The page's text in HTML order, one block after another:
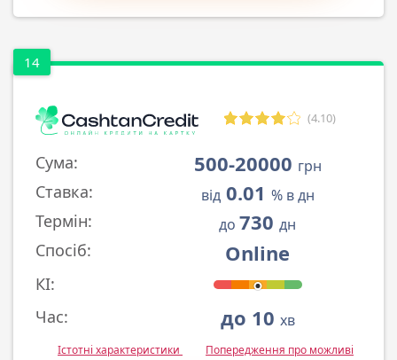
14
(4.10)
Сума: 500-20000 грн
Ставка: від0.01 % в дн
Термін: до 730 дн
Спосіб: Online
КІ:
Час:
до 10 хв
Істотні характеристики
Попередження про можливі